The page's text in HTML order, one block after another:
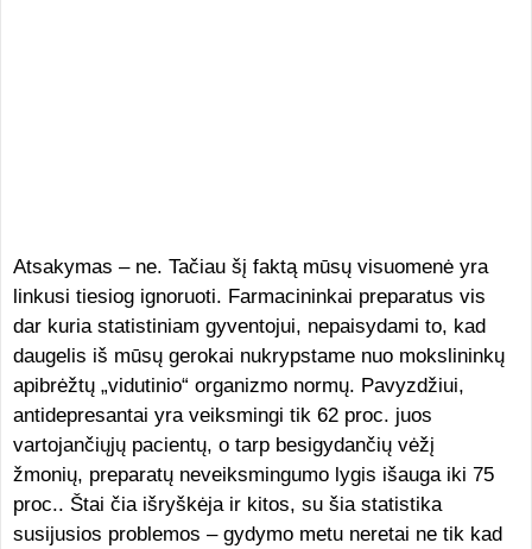
Atsakymas – ne. Tačiau šį faktą mūsų visuomenė yra
linkusi tiesiog ignoruoti. Farmacininkai preparatus vis
dar kuria statistiniam gyventojui, nepaisydami to, kad
daugelis iš mūsų gerokai nukrypstame nuo mokslininkų
apibrėžtų „vidutinio“ organizmo normų. Pavyzdžiui,
antidepresantai yra veiksmingi tik 62 proc. juos
vartojančiųjų pacientų, o tarp besigydančių vėžį
žmonių, preparatų neveiksmingumo lygis išauga iki 75
proc.. Štai čia išryškėja ir kitos, su šia statistika
susijusios problemos – gydymo metu neretai ne tik kad